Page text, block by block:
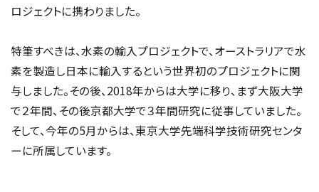
ロジェクトに携わりました。
特筆すべきは、水素の輸入プロジェクトで、オーストラリアで水
素を製造し日本に輸入するという世界初のプロジェクトに関
与しました。その後、2018年からは大学に移り、まず大阪大学
で２年間、その後京都大学で３年間研究に従事していました。
そして、今年の5月からは、東京大学先端科学技術研究センタ
ーに所属しています。